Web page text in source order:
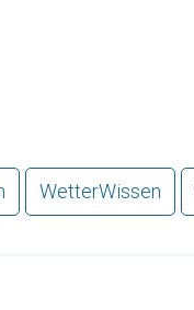
WetterWissen